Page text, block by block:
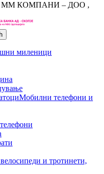
ММ КОМПАНИ – ДОО ,
миленици
Мобилни телефони и